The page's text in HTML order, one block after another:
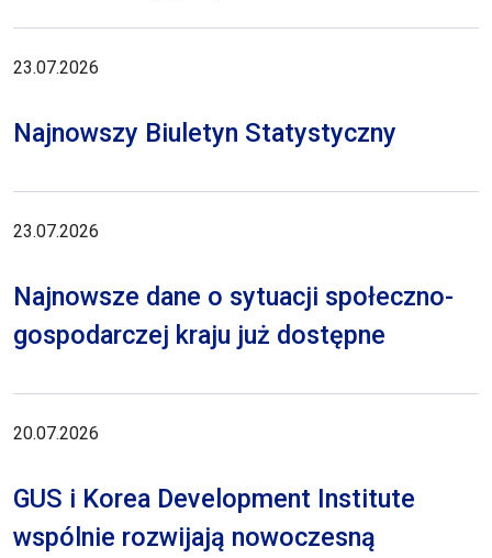
23.07.2026
Najnowszy Biuletyn Statystyczny
23.07.2026
Najnowsze dane o sytuacji społeczno-
gospodarczej kraju już dostępne
20.07.2026
GUS i Korea Development Institute
wspólnie rozwijają nowoczesną